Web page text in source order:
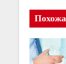
и
я
п